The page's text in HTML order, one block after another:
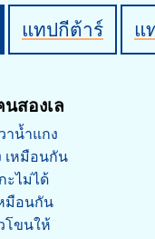
แทปกีต้าร์ แ
นสองเล
าน้ำแกง
เหมือนกัน
ะไม่ได้
มือนกัน
โขนให้